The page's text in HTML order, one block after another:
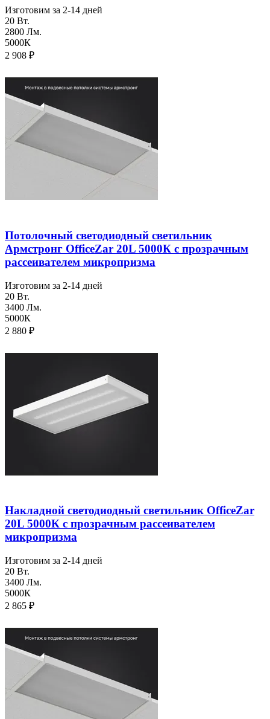
Изготовим за 2-14 дней
20 Вт.
2800 Лм.
5000К
2 908 ₽
Потолочный светодиодный светильник
Армстронг OfficeZar 20L 5000К с прозрачным
рассеивателем микропризма
Изготовим за 2-14 дней
20 Вт.
3400 Лм.
5000К
2 880 ₽
Накладной светодиодный светильник OfficeZar
20L 5000К с прозрачным рассеивателем
микропризма
Изготовим за 2-14 дней
20 Вт.
3400 Лм.
5000К
2 865 ₽